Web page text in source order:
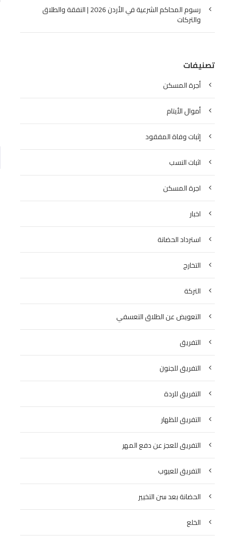
رسوم المحاكم الشرعية في الأردن 2026 | النفقة والطلاق
والتركات
تصنيفات
أجرة المسكن
أموال الأيتام
إثبات وفاة المفقود
اثبات النسب
اجرة المسكن
اخبار
استرداد الحضانة
التخارج
التركة
التعويض عن الطلاق التعسفي
التفريق
التفريق للجنون
التفريق للردة
التفريق للظهار
التفريق للعجز عن دفع المهر
التفريق للعيوب
الحضانة بعد سن التخيير
الخلع